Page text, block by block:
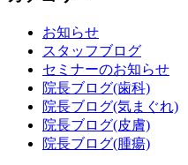
お知らせ
スタッフブログ
セミナーのお知らせ
院長ブログ(歯科)
院長ブログ(気まぐれ)
院長ブログ(皮膚)
院長ブログ(腫瘍)